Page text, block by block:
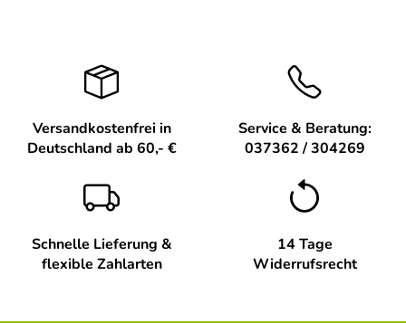
Versandkostenfrei in
Deutschland ab 60,- €
Service & Beratung:
037362 / 304269
Schnelle Lieferung &
flexible Zahlarten
14 Tage
Widerrufsrecht